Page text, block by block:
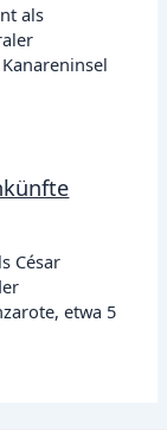
als
César
etwa 5